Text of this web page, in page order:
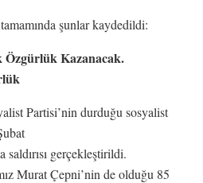
tamamında şunlar kaydedildi:
Özgürlük Kazanacak.
Partisi’nin durduğu sosyalist
gerçekleştirildi.
Murat Çepni’nin de olduğu 85